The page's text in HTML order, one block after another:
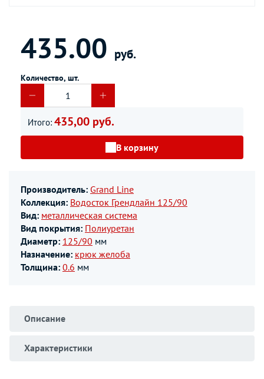
435.00 руб.
Количество, шт.
Итого: 435,00 руб.
В корзину
Производитель: Grand Line
Коллекция: Водосток Грендлайн 125/90
Вид: металлическая система
Вид покрытия: Полиуретан
Диаметр: 125/90 мм
Назначение: крюк желоба
Толщина: 0.6 мм
Описание
Характеристики